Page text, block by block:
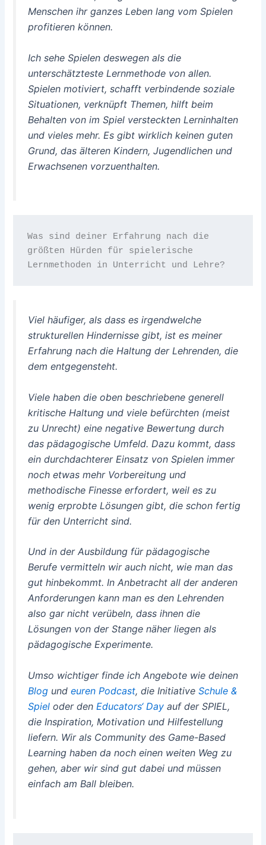
Menschen ihr ganzes Leben lang vom Spielen
profitieren können.
Ich sehe Spielen deswegen als die
unterschätzteste Lernmethode von allen.
Spielen motiviert, schafft verbindende soziale
Situationen, verknüpft Themen, hilft beim
Behalten von im Spiel versteckten Lerninhalten
und vieles mehr. Es gibt wirklich keinen guten
Grund, das älteren Kindern, Jugendlichen und
Erwachsenen vorzuenthalten.
Was sind deiner Erfahrung nach die
größten Hürden für spielerische
Lernmethoden in Unterricht und Lehre?
Viel häufiger, als dass es irgendwelche
strukturellen Hindernisse gibt, ist es meiner
Erfahrung nach die Haltung der Lehrenden, die
dem entgegensteht.
Viele haben die oben beschriebene generell
kritische Haltung und viele befürchten (meist
zu Unrecht) eine negative Bewertung durch
das pädagogische Umfeld. Dazu kommt, dass
ein durchdachterer Einsatz von Spielen immer
noch etwas mehr Vorbereitung und
methodische Finesse erfordert, weil es zu
wenig erprobte Lösungen gibt, die schon fertig
für den Unterricht sind.
Und in der Ausbildung für pädagogische
Berufe vermitteln wir auch nicht, wie man das
gut hinbekommt. In Anbetracht all der anderen
Anforderungen kann man es den Lehrenden
also gar nicht verübeln, dass ihnen die
Lösungen von der Stange näher liegen als
pädagogische Experimente.
Umso wichtiger finde ich Angebote wie deinen
Blog undeuren Podcast, die InitiativeSchule &
Spiel oder denEducators‘ Day auf der SPIEL,
die Inspiration, Motivation und Hilfestellung
liefern. Wir als Community des Game-Based
Learning haben da noch einen weiten Weg zu
gehen, aber wir sind gut dabei und müssen
einfach am Ball bleiben.